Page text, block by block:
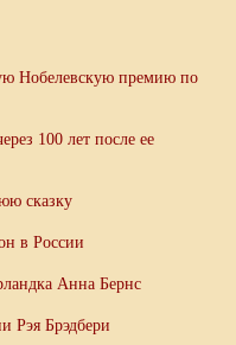
Нобелевскую премию по
100 лет после ее
сказку
в России
Анна Бернс
Рэя Брэдбери